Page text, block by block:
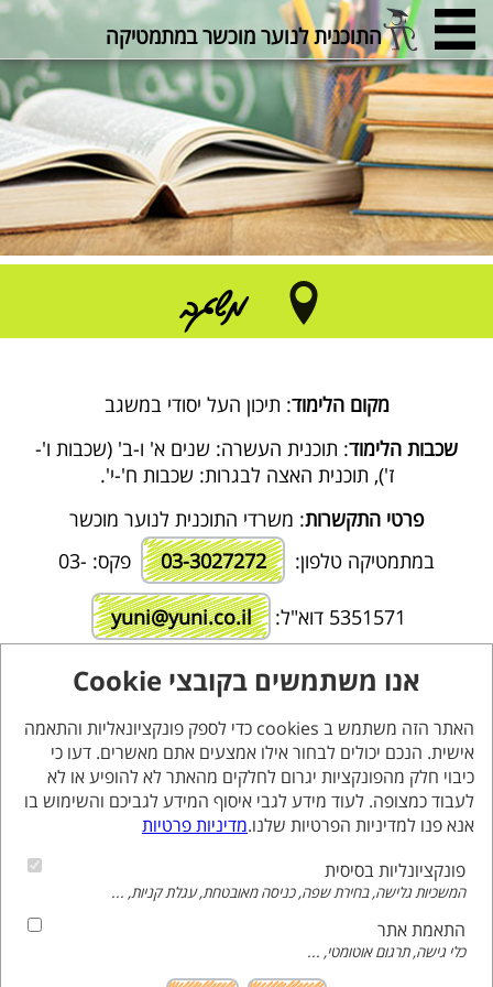
התוכנית לנוער מוכשר במתמטיקה
משגב
מקום הלימוד: תיכון העל יסודי במשגב
שכבות הלימוד: תוכנית העשרה: שנים א' ו-ב' (שכבות ו'-
ז'), תוכנית האצה לבגרות: שכבות ח'-י'.
פרטי התקשרות: משרדי התוכנית לנוער מוכשר
במתמטיקה טלפון:
03-3027272 פקס: 03-
5351571 דוא"ל: yuni@yuni.co.il
אחריות שיבוץ, רישום וגבייה :המרכז הישראלי לקידום
מדעי המתמטיקה ע"ר.
עלות נלווים
תשלומים יחד עם שכ"ל.
לפרטי הרישום והתשלום לחץ כאן
אנו משתמשים בקובצי Cookie
האתר הזה משתמש ב cookies כדי לספק פונקציונאליות והתאמה
אישית. הנכם יכולים לבחור אילו אמצעים אתם מאשרים. דעו כי
כיבוי חלק מהפונקציות יגרום לחלקים מהאתר לא להופיע או לא
לעבוד כמצופה. לעוד מידע לגבי איסוף המידע לגביכם והשימוש בו
אנא פנו למדיניות הפרטיות שלנו.מדיניות פרטיות
פונקציונליות בסיסית
המשכיות גלישה, בחירת שפה, כניסה מאובטחת, עגלת קניות, ...
התאמת אתר
כלי גישה, תרגום אוטומטי, ...